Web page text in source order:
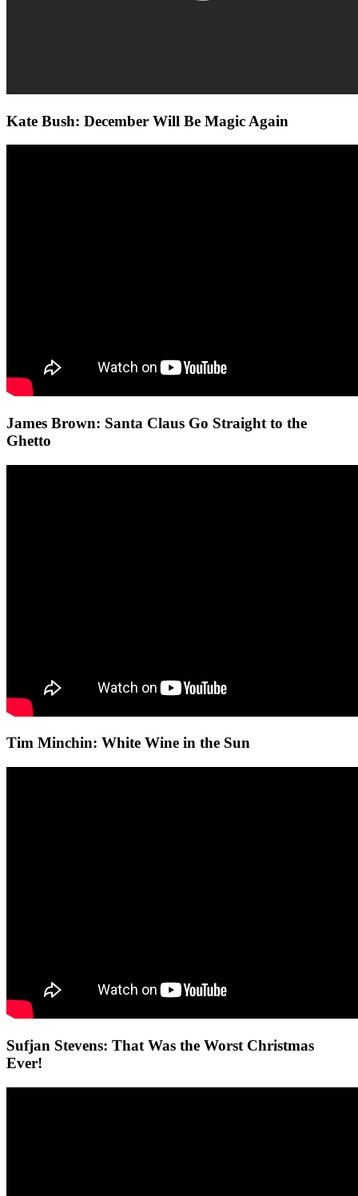
Kate Bush: December Will Be Magic Again
James Brown: Santa Claus Go Straight to the
Ghetto
Tim Minchin: White Wine in the Sun
Sufjan Stevens: That Was the Worst Christmas
Ever!